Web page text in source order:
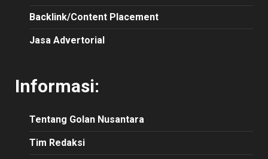
Backlink/Content Placement
Jasa Advertorial
Informasi:
Tentang Golan Nusantara
Tim Redaksi